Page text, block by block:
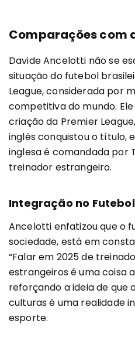
Comparações com
Davide Ancelotti não se
situação do futebol
League, considerada por
competitiva do mundo.
criação da Premier
inglês conquistou o título,
inglesa é comandada por
treinador estrangeiro.
Integração no
Ancelotti enfatizou que o
sociedade, está em
“Falar em 2025 de
estrangeiros é uma coisa
reforçando a ideia de
culturas é uma realidade
esporte.